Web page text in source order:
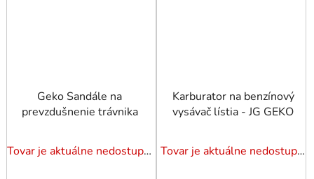
Geko Sandále na
prevzdušnenie trávnika
Tovar je aktuálne nedostupný. Dotazuj dostupnosť.
Karburator na benzínový
vysávač lístia - JG GEKO
Tovar je aktuálne nedostupný. Dotazuj dostupnosť.